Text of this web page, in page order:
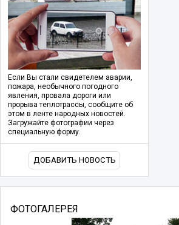
Если Вы стали свидетелем аварии,
пожара, необычного погодного
явления, провала дороги или
прорыва теплотрассы, сообщите об
этом в ленте народных новостей.
Загружайте фотографии через
специальную форму.
ДОБАВИТЬ НОВОСТЬ
ФОТОГАЛЕРЕЯ